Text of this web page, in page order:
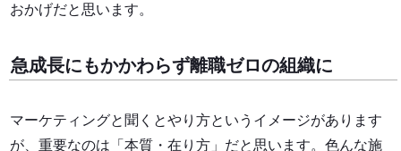
おかげだと思います。
急成長にもかかわらず離職ゼロの組織に
マーケティングと聞くとやり方というイメージがあります
が、重要なのは「本質・在り方」だと思います。色んな施